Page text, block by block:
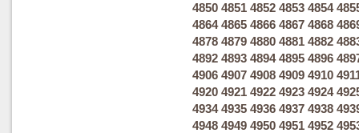
4850 4851 4852 4853 4854
4864 4865 4866 4867 4868
4878 4879 4880 4881 4882
4892 4893 4894 4895 4896
4906 4907 4908 4909 4910
4920 4921 4922 4923 4924
4934 4935 4936 4937 4938
4948 4949 4950 4951 4952